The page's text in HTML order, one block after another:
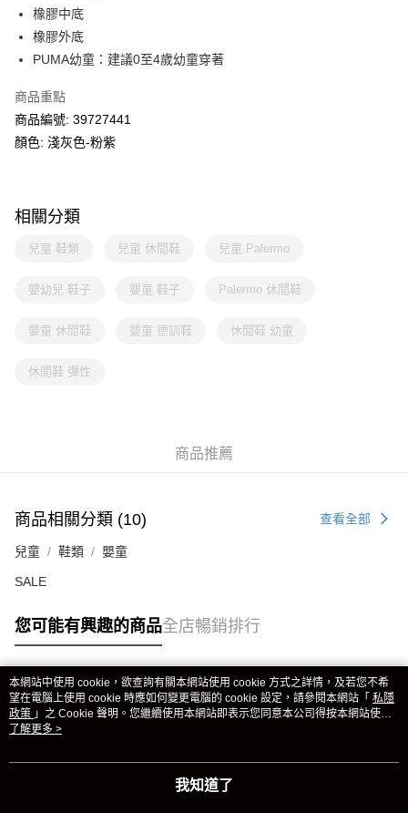
橡膠中底
橡膠外底
PUMA幼童：建議0至4歲幼童穿著
商品重點
商品編號: 39727441
顏色: 淺灰色-粉紫
相關分類
兒童 鞋類 兒童 休閒鞋 兒童 Palermo
嬰幼兒 鞋子 嬰童 鞋子 Palermo 休閒鞋
嬰童 休閒鞋 嬰童 德訓鞋 休閒鞋 幼童
休閒鞋 彈性
商品推薦
商品相關分類 (10) 查看全部
兒童 鞋類 嬰童
SALE
您可能有興趣的商品全店暢銷排行
熱門標籤
熱銷排行
本網站中使用 cookie，欲查詢有關本網站使用 cookie 方式之詳情，及若您不希
望在電腦上使用 cookie 時應如何變更電腦的 cookie 設定，請參閱本網站「 私隱
政策 」之 Cookie 聲明。您繼續使用本網站即表示您同意本公司得按本網站使用
條款之 Cookie 聲明使用 cookie。
了解更多 >
我知道了